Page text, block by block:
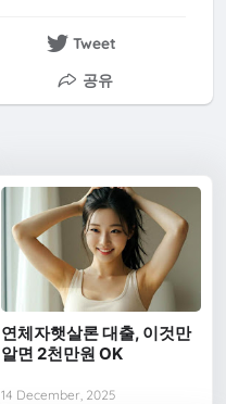
Tweet
공유
연체자햇살론 대출, 이것만
알면 2천만원 OK
14 December, 2025